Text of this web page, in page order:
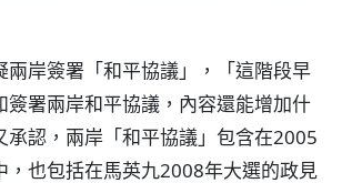
兩岸簽署「和平協議」，「這階段早
簽署兩岸和平協議，內容還能增加什
承認，兩岸「和平協議」包含在2005
，也包括在馬英九2008年大選的政見